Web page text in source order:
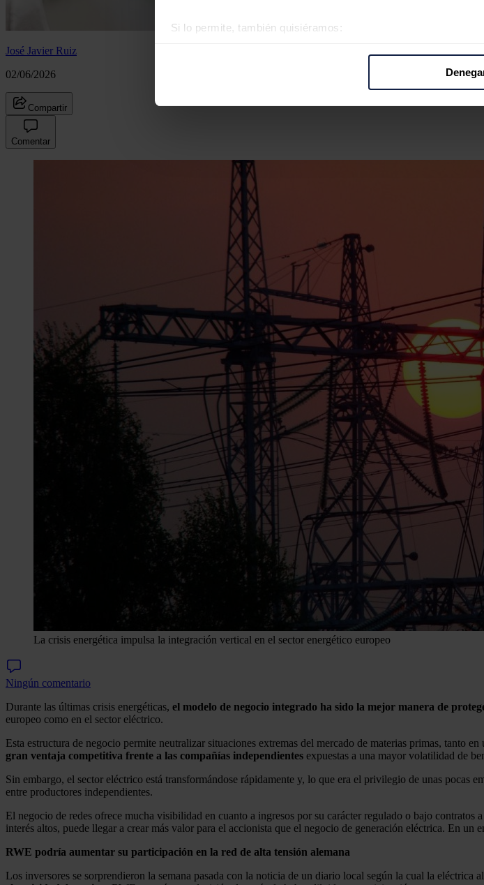
Si lo permite, también quisiéramos:
redes sociales, publicidad y análisis web, quienes pueden
que hayan recopilado a partir del uso que haya hecho de sus
José Javier Ruiz
02/06/2026
Compartir
Comentar
La crisis energética impulsa la integración vertical en el sector energético europeo
Ningún comentario
Durante las últimas crisis energéticas, el modelo de negocio integrado ha sido la mejor manera de
europeo como en el sector eléctrico.
Esta estructura de negocio permite neutralizar situaciones extremas del mercado de materias primas, tanto
gran ventaja competitiva frente a las compañías independientes expuestas a una mayor volatilidad de
Sin embargo, el sector eléctrico está transformándose rápidamente y, lo que era el privilegio de unas pocas
entre productores independientes.
El negocio de redes ofrece mucha visibilidad en cuanto a ingresos por su carácter regulado o bajo
interés altos, puede llegar a crear más valor para el accionista que el negocio de generación eléctrica. En
RWE podría aumentar su participación en la red de alta tensión alemana
Los inversores se sorprendieron la semana pasada con la noticia de un diario local según la cual la eléctrica